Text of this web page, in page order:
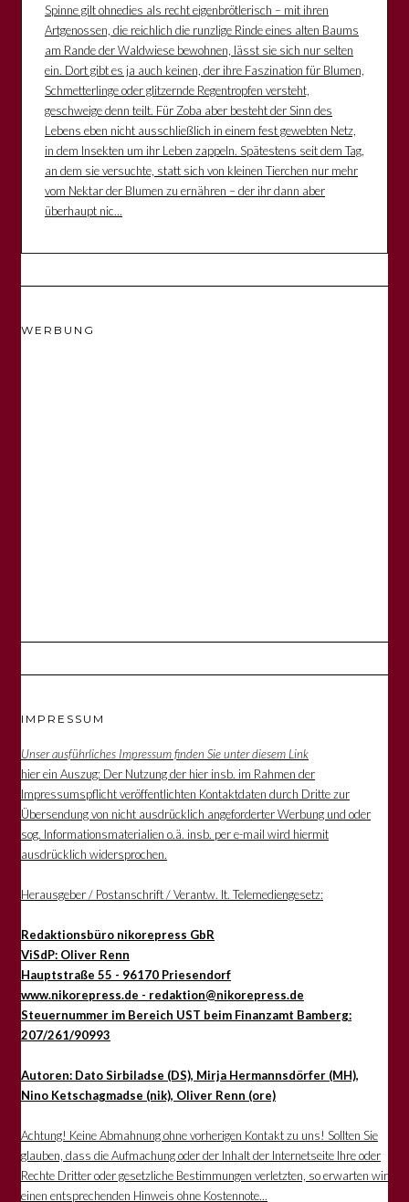
Spinne gilt ohnedies als recht eigenbrötlerisch – mit ihren
Artgenossen, die reichlich die runzlige Rinde eines alten Baums
am Rande der Waldwiese bewohnen, lässt sie sich nur selten
ein. Dort gibt es ja auch keinen, der ihre Faszination für Blumen,
Schmetterlinge oder glitzernde Regentropfen versteht,
geschweige denn teilt. Für Zoba aber besteht der Sinn des
Lebens eben nicht ausschließlich in einem fest gewebten Netz,
in dem Insekten um ihr Leben zappeln. Spätestens seit dem Tag,
an dem sie versuchte, statt sich von kleinen Tierchen nur mehr
vom Nektar der Blumen zu ernähren – der ihr dann aber
überhaupt nic...
WERBUNG
IMPRESSUM
Unser ausführliches Impressum finden Sie unter diesem Link
hier ein Auszug: Der Nutzung der hier insb. im Rahmen der
Impressumspflicht veröffentlichten Kontaktdaten durch Dritte zur
Übersendung von nicht ausdrücklich angeforderter Werbung und oder
sog. Informationsmaterialien o.ä. insb. per e-mail wird hiermit
ausdrücklich widersprochen.
Herausgeber / Postanschrift / Verantw. lt. Telemediengesetz:
Redaktionsbüro nikorepress GbR
ViSdP: Oliver Renn
Hauptstraße 55 - 96170 Priesendorf
www.nikorepress.de - redaktion@nikorepress.de
Steuernummer im Bereich UST beim Finanzamt Bamberg:
207/261/90993
Autoren: Dato Sirbiladse (DS), Mirja Hermannsdörfer (MH),
Nino Ketschagmadse (nik), Oliver Renn (ore)
Achtung! Keine Abmahnung ohne vorherigen Kontakt zu uns! Sollten Sie
glauben, dass die Aufmachung oder der Inhalt der Internetseite Ihre oder
Rechte Dritter oder gesetzliche Bestimmungen verletzten, so erwarten wir
einen entsprechenden Hinweis ohne Kostennote...